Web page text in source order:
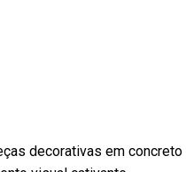
decorativas em concreto